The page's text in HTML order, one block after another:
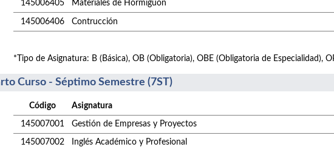
145006405 Materiales de Hormiguón
145006406 Contrucción
*Tipo de Asignatura: B (Básica), OB (Obligatoria), OBE (Obligatoria de Especialidad),
Curso - Séptimo Semestre (7ST)
Código Asignatura
145007001 Gestión de Empresas y Proyectos
145007002 Inglés Académico y Profesional